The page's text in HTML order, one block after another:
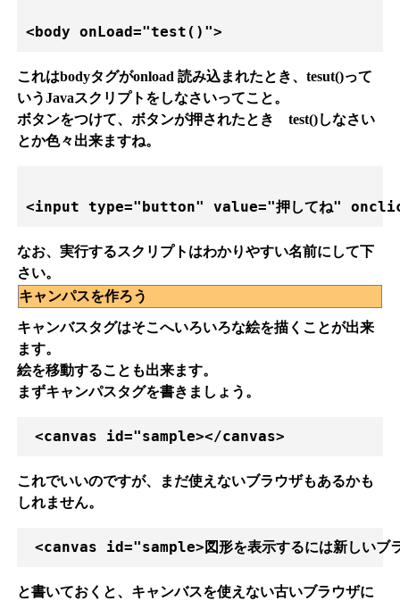
これはbodyタグがonload 読み込まれたとき、tesut()って
いうJavaスクリプトをしなさいってこと。
ボタンをつけて、ボタンが押されたとき test()しなさい
とか色々出来ますね。
なお、実行するスクリプトはわかりやすい名前にして下
さい。
キャンパスを作ろう
キャンバスタグはそこへいろいろな絵を描くことが出来
ます。
絵を移動することも出来ます。
まずキャンパスタグを書きましょう。
これでいいのですが、まだ使えないブラウザもあるかも
しれません。
と書いておくと、キャンバスを使えない古いブラウザに